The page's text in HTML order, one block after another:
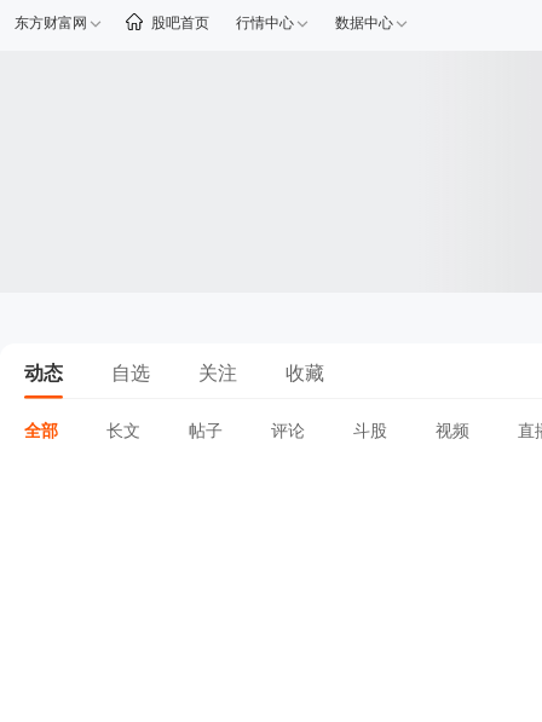
东方财富网 股吧首页 行情中心 数据中心
动态 自选 关注 收藏
全部 长文 帖子 评论 斗股 视频 直